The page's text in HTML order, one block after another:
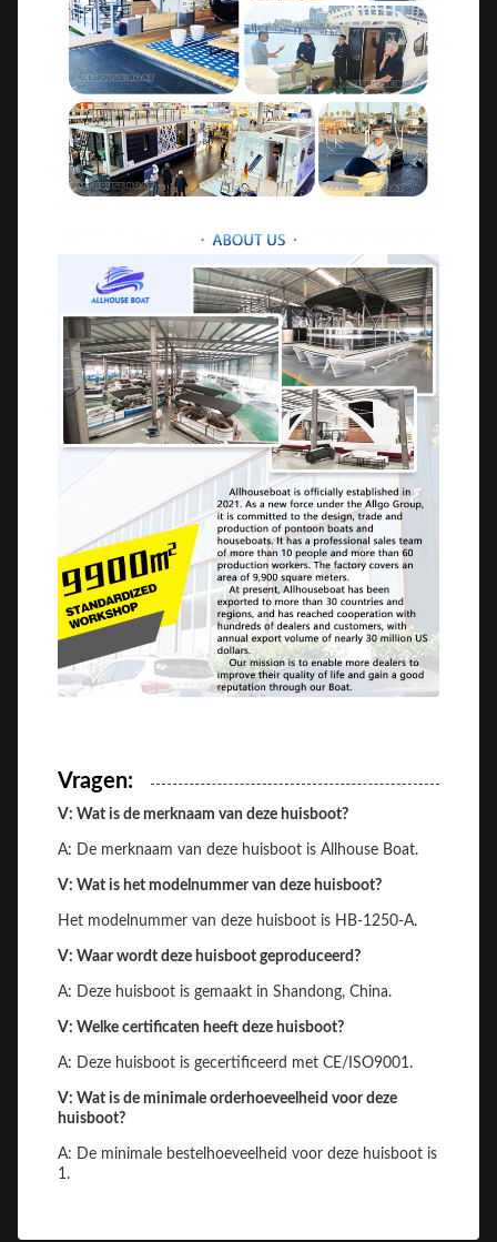
Vragen:
V: Wat is de merknaam van deze huisboot?
A: De merknaam van deze huisboot is Allhouse Boat.
V: Wat is het modelnummer van deze huisboot?
Het modelnummer van deze huisboot is HB-1250-A.
V: Waar wordt deze huisboot geproduceerd?
A: Deze huisboot is gemaakt in Shandong, China.
V: Welke certificaten heeft deze huisboot?
A: Deze huisboot is gecertificeerd met CE/ISO9001.
V: Wat is de minimale orderhoeveelheid voor deze
huisboot?
A: De minimale bestelhoeveelheid voor deze huisboot is
1.